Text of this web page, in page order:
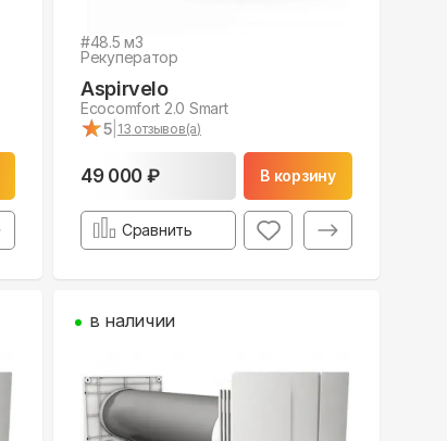
#48.5 м3
Рекуператор
Aspirvelo
Ecocomfort 2.0 Smart
★
★5 13 отзывов(а)
49 000 ₽ В корзину
Сравнить
в наличии